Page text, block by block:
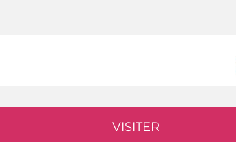
VISITER